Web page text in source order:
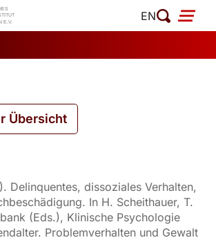
EN
Übersicht
Delinquentes, dissoziales Verhalten,
In H. Scheithauer, T.
(Eds.), Klinische Psychologie
Problemverhalten und Gewalt